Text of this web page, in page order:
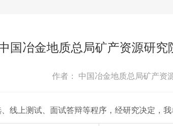
国冶金地质总局矿产资源研
作者： 中国冶金地质总局矿产资
线上测试、面试答辩等程序，经研究决定，